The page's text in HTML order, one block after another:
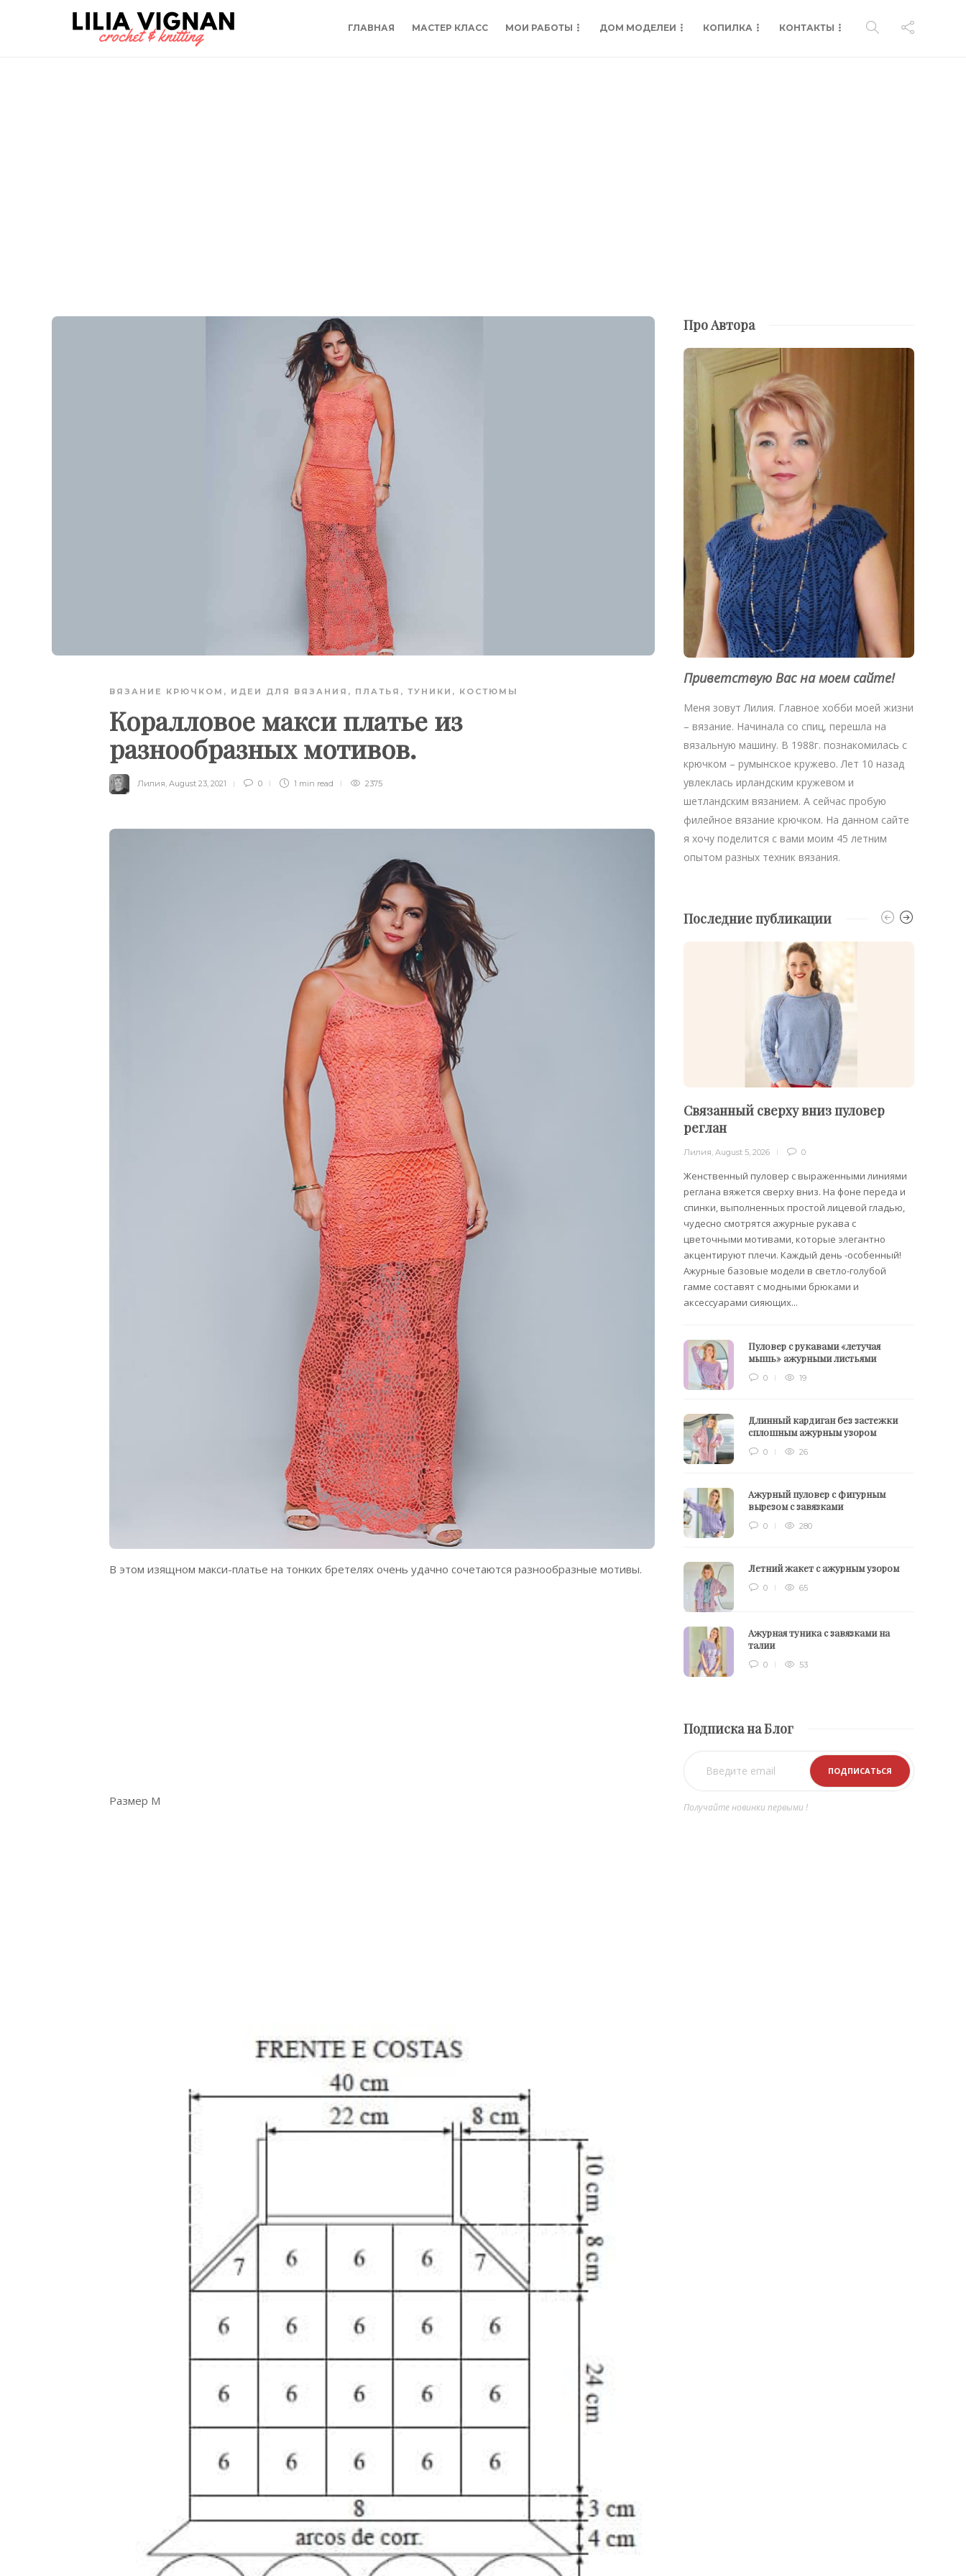
ГЛАВНАЯ МАСТЕР КЛАСС МОИ РАБОТЫ ДОМ МОДЕЛЕИ КОПИЛКА КОНТАКТЫ
ВЯЗАНИЕ КРЮЧКОМ , ИДЕИ ДЛЯ ВЯЗАНИЯ , ПЛАТЬЯ, ТУНИКИ, КОСТЮМЫ
Коралловое макси платье из
разнообразных мотивов.
Лилия, August 23, 2021 0 1 min read 2375
В этом изящном макси-платье на тонких бретелях очень удачно сочетаются разнообразные мотивы.
Размер М
Про Автора
Приветствую Вас на моем сайте!
Меня зовут Лилия. Главное хобби моей жизни
– вязание. Начинала со спиц, перешла на
вязальную машину. В 1988г. познакомилась с
крючком – румынское кружево. Лет 10 назад
увлеклась ирландским кружевом и
шетландским вязанием. А сейчас пробую
филейное вязание крючком. На данном сайте
я хочу поделится с вами моим 45 летним
опытом разных техник вязания.
Последние публикации
Связанный сверху вниз пуловер
реглан
Лилия ,August 5, 2026 0
Женственный пуловер с выраженными линиями
реглана вяжется сверху вниз. На фоне переда и
спинки, выполненных простой лицевой гладью,
чудесно смотрятся ажурные рукава с
цветочными мотивами, которые элегантно
акцентируют плечи. Каждый день -особенный!
Ажурные базовые модели в светло-голубой
гамме составят с модными брюками и
аксессуарами сияющих...
Пуловер с рукавами «летучая
мышь» ажурными листьями
0 19
Длинный кардиган без застежки
сплошным ажурным узором
0 26
Ажурный пуловер с фигурным
вырезом с завязками
0 280
Летний жакет с ажурным узором
0 65
Ажурная туника с завязками на
талии
0 53
Подписка на Блог
Получайте новинки первыми !